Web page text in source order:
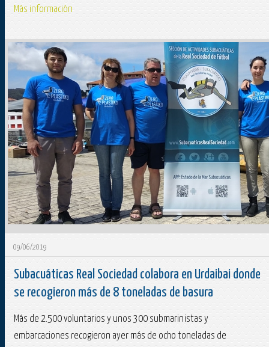
Más información
09/06/2019
Subacuáticas Real Sociedad colabora en Urdaibai donde
se recogieron más de 8 toneladas de basura
Más de 2.500 voluntarios y unos 300 submarinistas y
embarcaciones recogieron ayer más de ocho toneladas de